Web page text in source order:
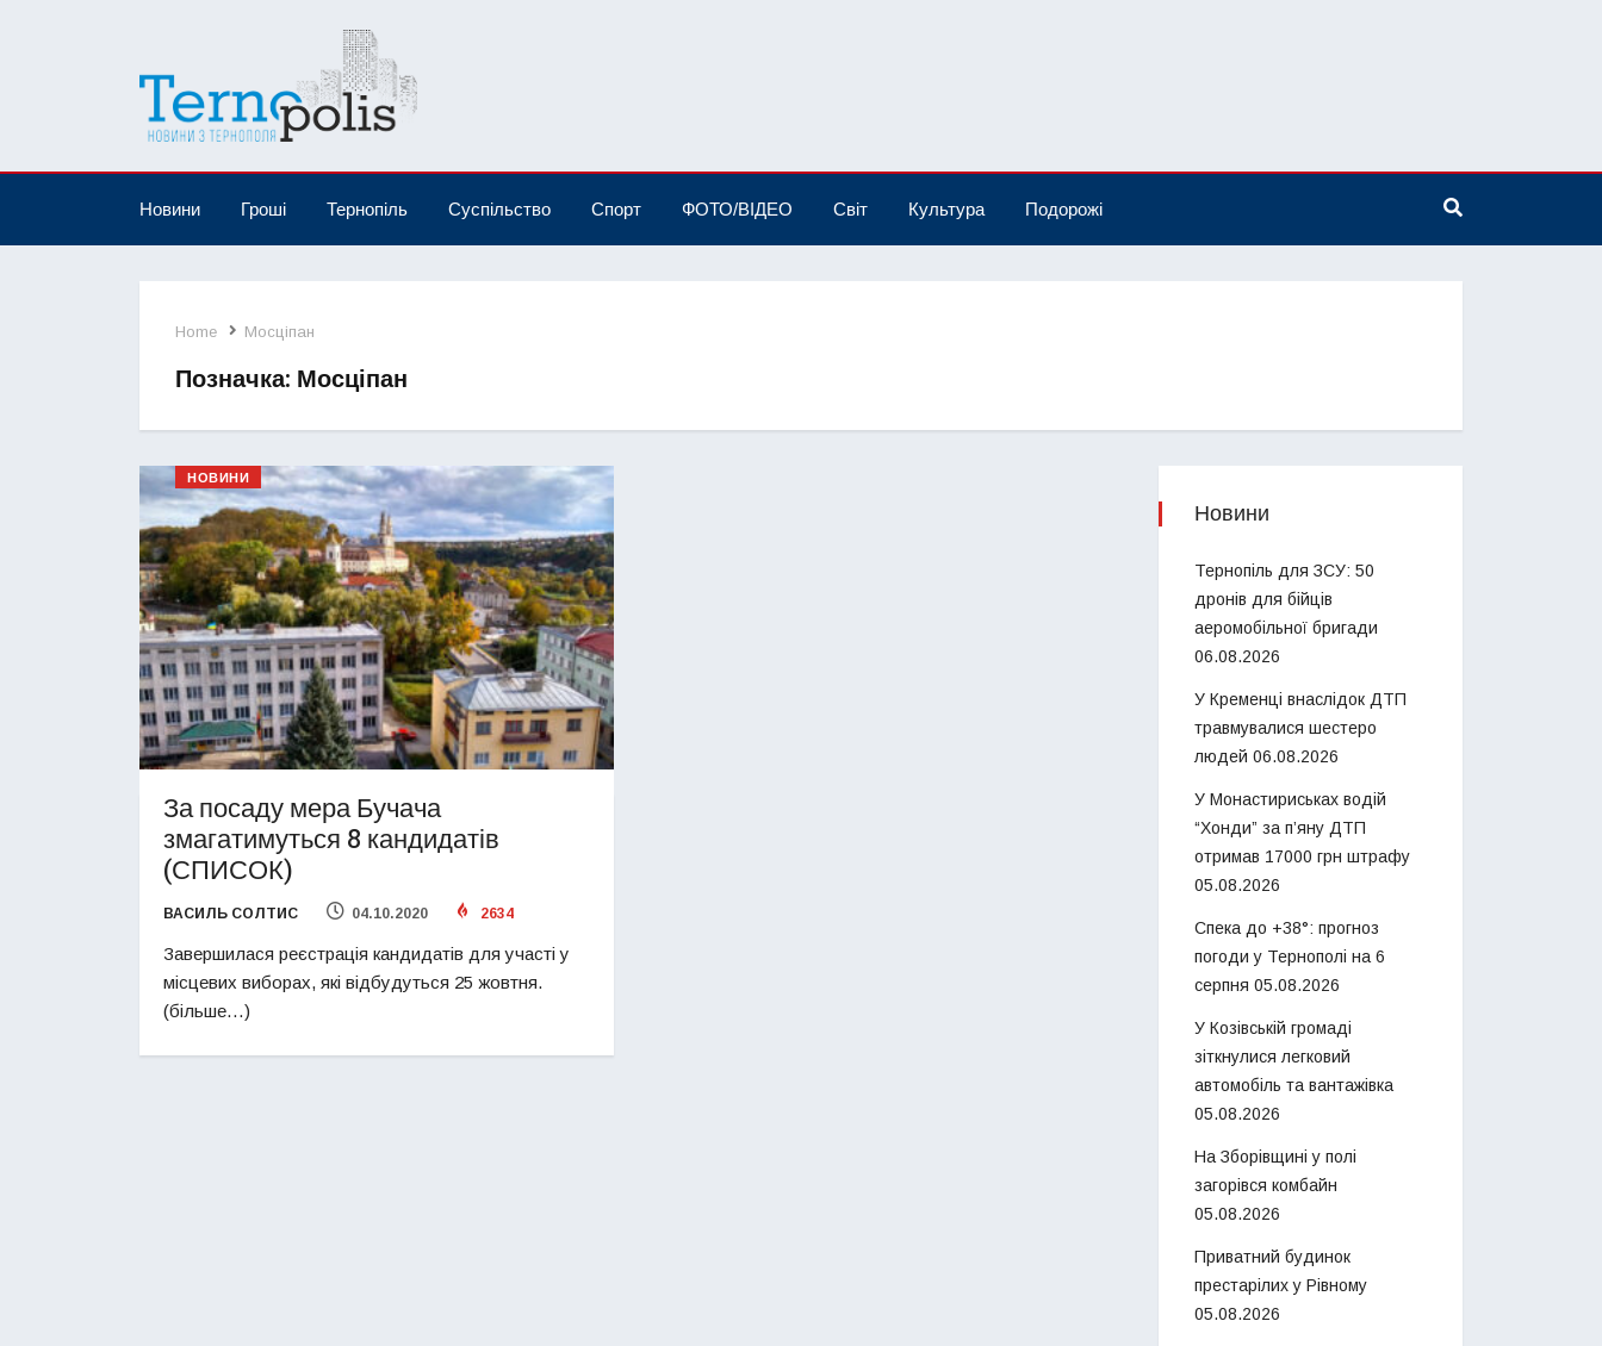
Новини Гроші Тернопіль Суспільство Спорт ФОТО/ВІДЕО Світ Культура Подорожі
Home Мосціпан
Позначка: Мосціпан
НОВИНИ
За посаду мера Бучача
змагатимуться 8 кандидатів
(СПИСОК)
ВАСИЛЬ СОЛТИС 04.10.2020 2634
Завершилася реєстрація кандидатів для участі у
місцевих виборах, які відбудуться 25 жовтня.
(більше…)
Новини
Тернопіль для ЗСУ: 50
дронів для бійців
аеромобільної бригади
06.08.2026
У Кременці внаслідок ДТП
травмувалися шестеро
людей 06.08.2026
У Монастириськах водій
“Хонди” за п’яну ДТП
отримав 17000 грн штрафу
05.08.2026
Спека до +38°: прогноз
погоди у Тернополі на 6
серпня 05.08.2026
У Козівській громаді
зіткнулися легковий
автомобіль та вантажівка
05.08.2026
На Зборівщині у полі
загорівся комбайн
05.08.2026
Приватний будинок
престарілих у Рівному
05.08.2026